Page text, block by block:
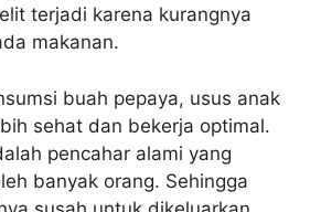
terjadi karena kurangnya
makanan.
buah pepaya, usus anak
sehat dan bekerja optimal.
pencahar alami yang
banyak orang. Sehingga